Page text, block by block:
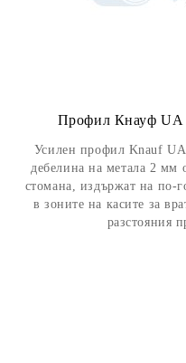
Профил Кнауф UА
Усилен профил Knauf
дебелина на метала 2 мм
стомана, издържат на по-
в зоните на касите за
разстояния